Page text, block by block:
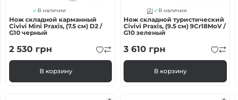
В наличии
Нож складной карманный
Civivi Mini Praxis, (7.5 см) D2 /
G10 черный
2 530 грн
В корзину
(2) В наличии
Нож складной туристический
Civivi Praxis, (9.5 см) 9Cr18MoV /
G10 зеленый
3 610 грн
В корзину